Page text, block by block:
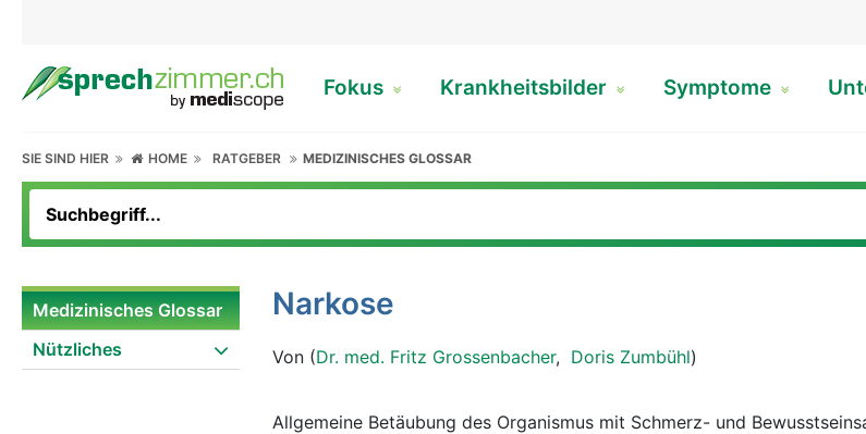
Fokus Krankheitsbilder Symptome
SIE SIND HIER HOME RATGEBER MEDIZINISCHES GLOSSAR
Medizinisches Glossar
Nützliches
Narkose
Von (Dr. med. Fritz Grossenbacher, Doris Zumbühl)
Allgemeine Betäubung des Organismus mit Schmerz- und